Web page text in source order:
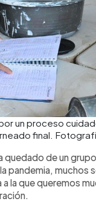
un proceso
final.
quedado de un
pandemia, muchos
la que queremos